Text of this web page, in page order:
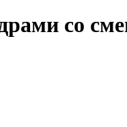
со